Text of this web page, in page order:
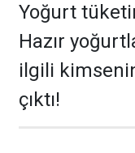
Yoğurt
Hazır
ilgili
çıktı!